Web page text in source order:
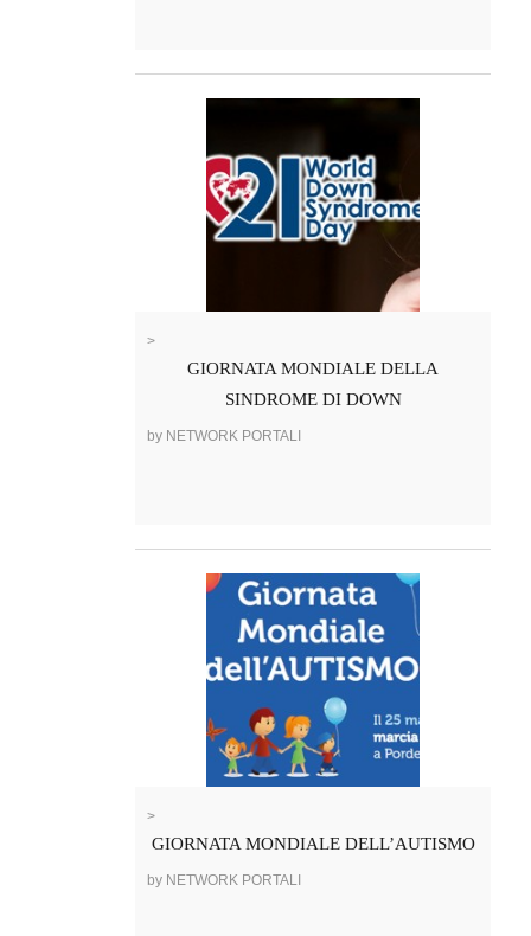
>
GIORNATA MONDIALE DELLA
SINDROME DI DOWN
by NETWORK PORTALI
>
GIORNATA MONDIALE DELL’AUTISMO
by NETWORK PORTALI